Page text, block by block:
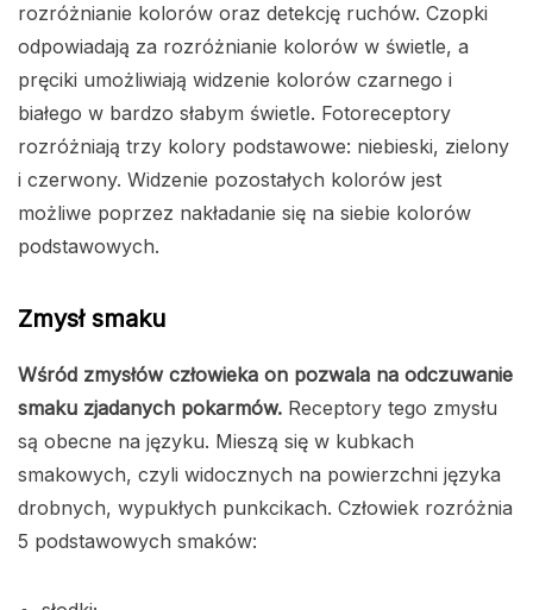
rozróżnianie kolorów oraz detekcję ruchów. Czopki
odpowiadają za rozróżnianie kolorów w świetle, a
pręciki umożliwiają widzenie kolorów czarnego i
białego w bardzo słabym świetle. Fotoreceptory
rozróżniają trzy kolory podstawowe: niebieski, zielony
i czerwony. Widzenie pozostałych kolorów jest
możliwe poprzez nakładanie się na siebie kolorów
podstawowych.
Zmysł smaku
Wśród zmysłów człowieka on pozwala na odczuwanie
smaku zjadanych pokarmów. Receptory tego zmysłu
są obecne na języku. Mieszą się w kubkach
smakowych, czyli widocznych na powierzchni języka
drobnych, wypukłych punkcikach. Człowiek rozróżnia
5 podstawowych smaków: